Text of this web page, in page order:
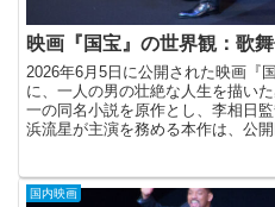
映画『国宝』の世界観：歌
2026年6月5日に公開された映画『
に、一人の男の壮絶な人生を描い
一の同名小説を原作とし、李相日
浜流星が主演を務める本作は、公
国内映画